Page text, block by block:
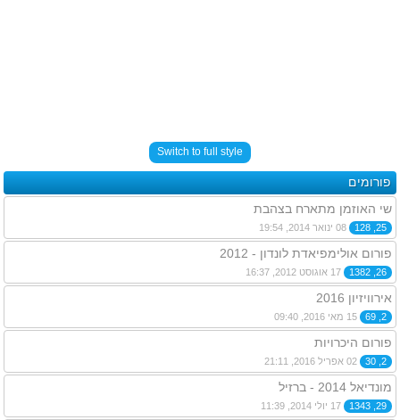
Switch to full style
פורומים
שי האוזמן מתארח בצהבת
25, 128
פורום אולימפיאדת לונדון - 2012
26, 1382
אירוויזיון 2016
2, 69
פורום היכרויות
2, 30
מונדיאל 2014 - ברזיל
29, 1343